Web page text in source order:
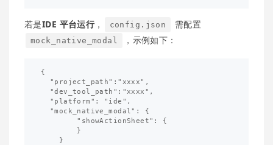
若是IDE 平台运行， config.json 需配置
mock_native_modal ，示例如下：
{
  "project_path":"xxxx",
  "dev_tool_path":"xxxx",
  "platform": "ide",
  "mock_native_modal": {
        "showActionSheet": {
        }
    }